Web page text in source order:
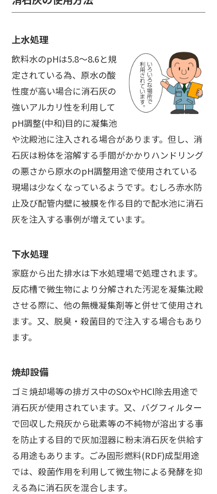
上水処理
飲料水のpHは5.8～8.6と規
定されている為、原水の酸
性度が高い場合に消石灰の
強いアルカリ性を利用して
pH調整(中和)目的に凝集池
や沈殿池に注入される場合があります。但し、消
石灰は粉体を溶解する手間がかかりハンドリング
の悪さから原水のpH調整用途で使用されている
現場は少なくなっているようです。むしろ赤水防
止及び配管内壁に被膜を作る目的で配水池に消石
灰を注入する事例が増えています。
下水処理
家庭から出た排水は下水処理場で処理されます。
反応槽で微生物により分解された汚泥を凝集沈殿
させる際に、他の無機凝集剤等と併せて使用され
ます。又、脱臭・殺菌目的で注入する場合もあり
ます。
焼却設備
ゴミ焼却場等の排ガス中のSOxやHCl除去用途で
消石灰が使用されています。又、バグフィルター
で回収した飛灰から砒素等の不純物が溶出する事
を防止する目的で灰加湿器に粉末消石灰を供給す
る用途もあります。ごみ固形燃料(RDF)成型用途
では、殺菌作用を利用して微生物による発酵を抑
える為に消石灰を混合します。